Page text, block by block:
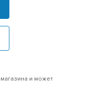
магазина и может